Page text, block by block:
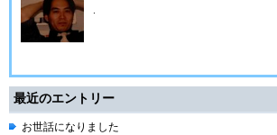
.
最近のエントリー
お世話になりました